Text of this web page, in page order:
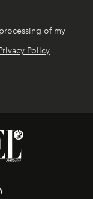
of my
Policy